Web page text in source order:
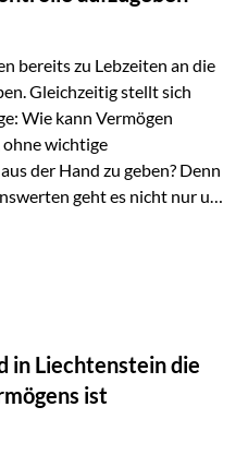
bereits zu Lebzeiten an die
Gleichzeitig stellt sich
Wie kann Vermögen
wichtige
der Hand zu geben? Denn
geht es nicht nur um
langfristig erhalten
schenkt seiner Tochter
Jahre später möchte die
um…
in Liechtenstein die
ist